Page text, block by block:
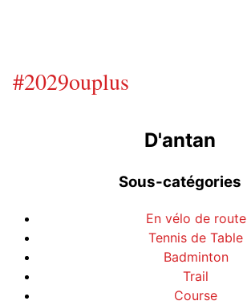
#2029ouplus
D'antan
Sous-catégories
En vélo de route
Tennis de Table
Badminton
Trail
Course